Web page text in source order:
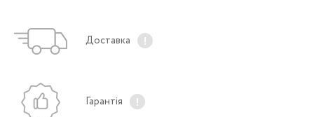
Доставка
Гарантія